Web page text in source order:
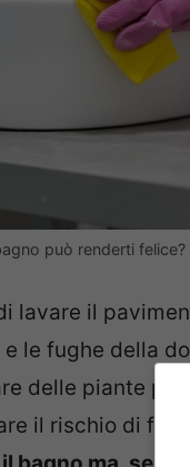
può renderti
lavare il
le fughe della
delle piante
il rischio di